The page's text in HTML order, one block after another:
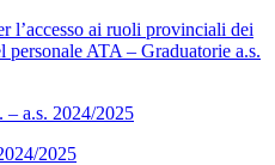
l’accesso ai ruoli provinciali dei
ATA – Graduatorie a.s.
a.s. 2024/2025
2025